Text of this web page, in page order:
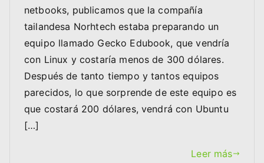
netbooks, publicamos que la compañía
tailandesa Norhtech estaba preparando un
equipo llamado Gecko Edubook, que vendría
con Linux y costaría menos de 300 dólares.
Después de tanto tiempo y tantos equipos
parecidos, lo que sorprende de este equipo es
que costará 200 dólares, vendrá con Ubuntu
[…]
Leer más